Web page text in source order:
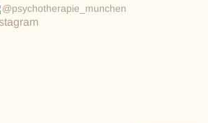
@psychotherapie_munchen